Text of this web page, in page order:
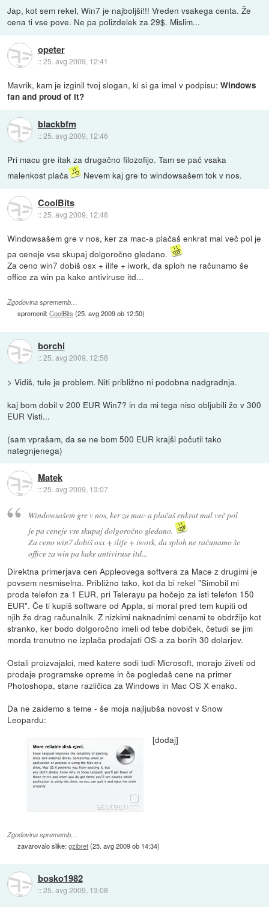
Jap, kot sem rekel, Win7 je najboljši!!! Vreden vsakega centa. Že
cena ti vse pove. Ne pa polizdelek za 29$. Mislim...
opeter
::25. avg 2009, 12:41
Mavrik, kam je izginil tvoj slogan, ki si ga imel v podpisu:Windows
fan and proud of it?
blackbfm
::25. avg 2009, 12:46
Pri macu gre itak za drugačno filozofijo. Tam se pač vsaka
malenkost plača
Nevem kaj gre to windowsašem tok v nos.
CoolBits
::25. avg 2009, 12:48
Windowsašem gre v nos, ker za mac-a plačaš enkrat mal več pol je
pa ceneje vse skupaj dolgoročno gledano.
Za ceno win7 dobiš osx + ilife + iwork, da sploh ne računamo še
office za win pa kake antiviruse itd...
Zgodovina sprememb…
spremenil:CoolBits (25. avg 2009 ob 12:50)
borchi
::25. avg 2009, 12:58
> Vidiš, tule je problem. Niti približno ni podobna nadgradnja.
kaj bom dobil v 200 EUR Win7? in da mi tega niso obljubili že v 300
EUR Visti...
(sam vprašam, da se ne bom 500 EUR krajši počutil tako
nategnjenega)
Matek
::25. avg 2009, 13:07
Windowsašem gre v nos, ker za mac-a plačaš enkrat mal več pol
je pa ceneje vse skupaj dolgoročno gledano.
Za ceno win7 dobiš osx + ilife + iwork, da sploh ne računamo še
office za win pa kake antiviruse itd...
Direktna primerjava cen Appleovega softvera za Mace z drugimi je
povsem nesmiselna. Približno tako, kot da bi rekel "Simobil mi
proda telefon za 1 EUR, pri Telerayu pa hočejo za isti telefon 150
EUR". Če ti kupiš software od Appla, si moral pred tem kupiti od
njih že drag računalnik. Z nizkimi naknadnimi cenami te obdržijo kot
stranko, ker bodo dolgoročno imeli od tebe dobiček, četudi se jim
morda trenutno ne izplača prodajati OS-a za borih 30 dolarjev.
Ostali proizvajalci, med katere sodi tudi Microsoft, morajo živeti od
prodaje programske opreme in če pogledaš cene na primer
Photoshopa, stane različica za Windows in Mac OS X enako.
Da ne zaidemo s teme - še moja najljubša novost v Snow
Leopardu:
[dodaj]
Zgodovina sprememb…
zavarovalo slike:gzibret(25. avg 2009 ob 14:34)
bosko1982
::25. avg 2009, 13:08